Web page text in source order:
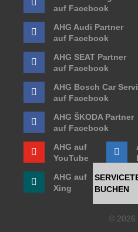
BUCHEN
auf Facebook
AHG Audi Partner
auf Facebook
AHG SEAT Partner
auf Facebook
AHG Bosch Car
auf Facebook
AHG ŠKODA Partner
auf Facebook
AHG auf
YouTube
AHG auf
Xing
© 2026